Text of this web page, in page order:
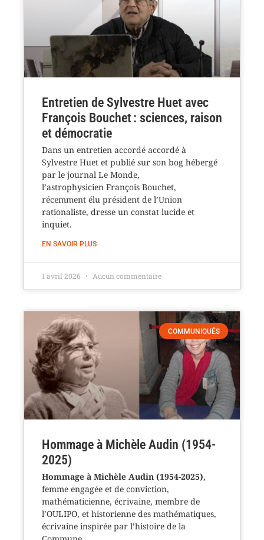
Entretien de Sylvestre Huet avec
François Bouchet : sciences, raison
et démocratie
Dans un entretien accordé accordé à
Sylvestre Huet et publié sur son bog hébergé
par le journal Le Monde,
l’astrophysicien François Bouchet,
récemment élu président de l’Union
rationaliste, dresse un constat lucide et
inquiet.
EN SAVOIR PLUS
1 avril 2026 Aucun commentaire
COMMUNIQUÉS
Hommage à Michèle Audin (1954-
2025)
Hommage à Michèle Audin (1954-2025),
femme engagée et de conviction,
mathématicienne, écrivaine, membre de
l’OULIPO, et historienne des mathématiques,
écrivaine inspirée par l’histoire de la